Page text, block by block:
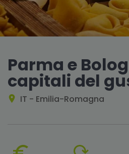
Parma e
capitali del
IT - Emilia-Romagna